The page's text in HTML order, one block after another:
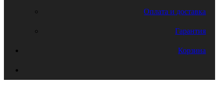
Оплата и доставка
Гарантия
Корзина